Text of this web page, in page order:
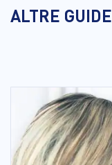
ALTRE GUIDE